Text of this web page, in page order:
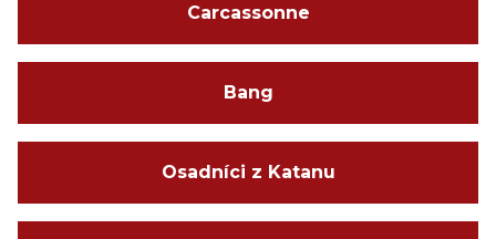
Carcassonne
Bang
Osadníci z Katanu